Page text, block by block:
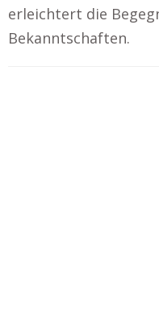
erleichtert die
Bekanntschaften.